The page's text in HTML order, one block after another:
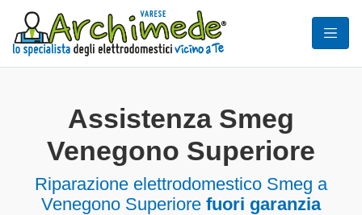
Assistenza Smeg
Venegono Superiore
Riparazione elettrodomestico Smeg a
Venegono Superiore fuori garanzia